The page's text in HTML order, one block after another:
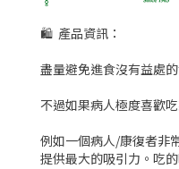
🛍 產品資訊：
盡量避免進食沒有益處
不過如果病人極度喜歡
例如一個病人/康復者非
提供最大的吸引力。吃